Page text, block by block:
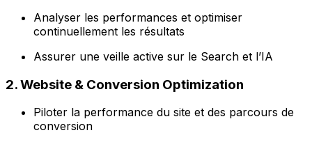
Analyser les performances et optimiser
continuellement les résultats
Assurer une veille active sur le Search et l’IA
2. Website & Conversion Optimization
Piloter la performance du site et des parcours de
conversion